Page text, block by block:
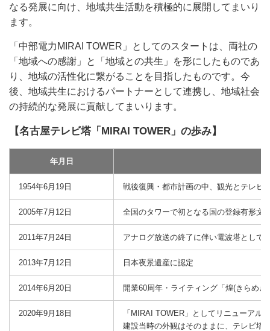
なる発展に向け、地域共生活動を積極的に展開してまいり
ます。
「中部電力MIRAI TOWER」としてのスタートは、両社の
「地域への感謝」と「地域との共生」を形にしたものであ
り、地域の活性化に繋がることを目指したものです。今
後、地域共生におけるパートナーとして連携し、地域社会
の持続的な発展に貢献してまいります。
【名古屋テレビ塔「MIRAI TOWER」の歩み】
年月日
1954年6月19日 戦後復興・都市計画の中、観光とテレビ
2005年7月12日 全国のタワーで初となる国の登録有形文
2011年7月24日 アナログ放送の終了に伴い電波塔として
2013年7月12日 日本夜景遺産に認定
2014年6月20日 開業60周年・ライティング「煌(きらめき
2020年9月18日
「MIRAI TOWER」としてリニューアル
建設当時の外観はそのままに、テレビ塔